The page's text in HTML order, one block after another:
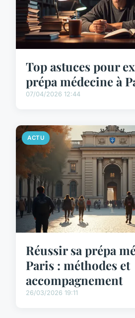
Top astuces pour
prépa médecine à
07/04/2026 12:44
ACTU
Réussir sa prépa
Paris : méthodes et
accompagnement
26/03/2026 19:11